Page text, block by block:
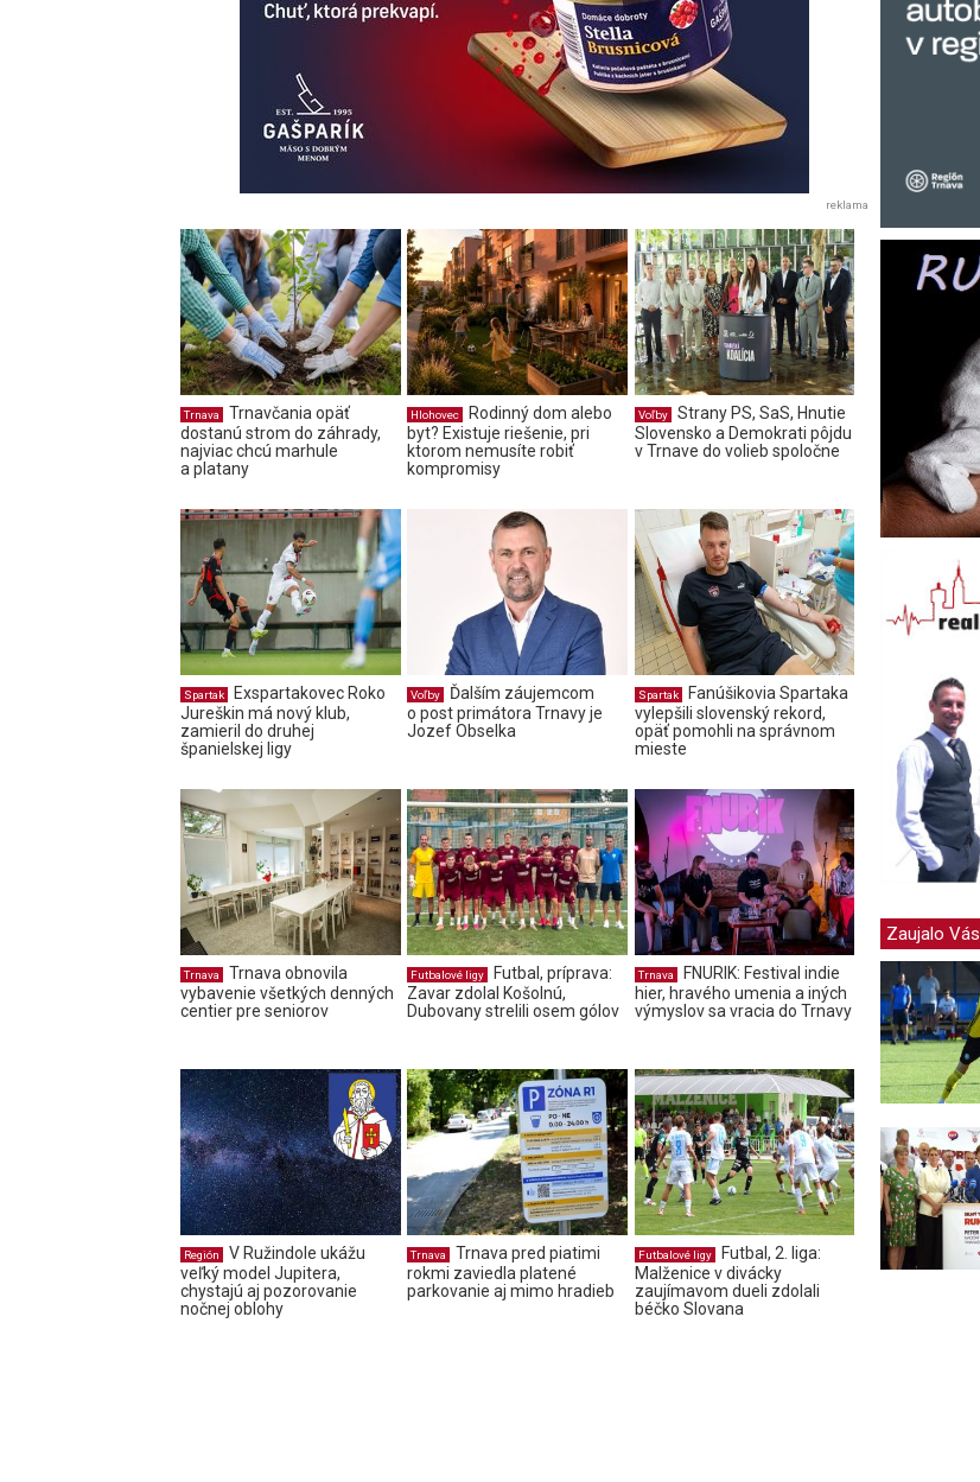
reklama
Trnava
Trnavčania opäť
dostanú strom do záhrady,
najviac chcú marhule
a platany
Hlohovec
Rodinný dom alebo
byt? Existuje riešenie, pri
ktorom nemusíte robiť
kompromisy
Voľby
Strany PS, SaS, Hnutie
Slovensko a Demokrati pôjdu
v Trnave do volieb spoločne
Spartak
Exspartakovec Roko
Jureškin má nový klub,
zamieril do druhej
španielskej ligy
Voľby
Ďalším záujemcom
o post primátora Trnavy je
Jozef Obselka
Spartak
Fanúšikovia Spartaka
vylepšili slovenský rekord,
opäť pomohli na správnom
mieste
Trnava
Trnava obnovila
vybavenie všetkých denných
centier pre seniorov
Futbalové ligy
Futbal, príprava:
Zavar zdolal Košolnú,
Dubovany strelili osem gólov
Trnava
FNURIK: Festival indie
hier, hravého umenia a iných
výmyslov sa vracia do Trnavy
Región
V Ružindole ukážu
veľký model Jupitera,
chystajú aj pozorovanie
nočnej oblohy
Trnava
Trnava pred piatimi
rokmi zaviedla platené
parkovanie aj mimo hradieb
Futbalové ligy
Futbal, 2. liga:
Malženice v divácky
zaujímavom dueli zdolali
béčko Slovana
Zaujalo Vás